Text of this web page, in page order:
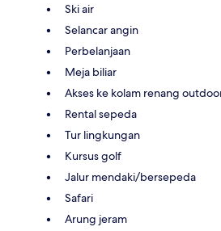
Ski air
Selancar angin
Perbelanjaan
Meja biliar
Akses ke kolam renang
Rental sepeda
Tur lingkungan
Kursus golf
Jalur mendaki/bersepeda
Safari
Arung jeram